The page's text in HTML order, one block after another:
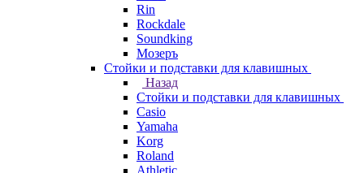
Rin
Rockdale
Soundking
Мозеръ
Стойки и подставки для клавишных
Назад
Стойки и подставки для клавишных
Casio
Yamaha
Korg
Roland
Athletic